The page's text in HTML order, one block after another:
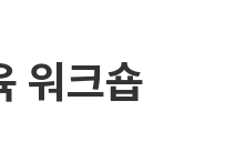
워크숍